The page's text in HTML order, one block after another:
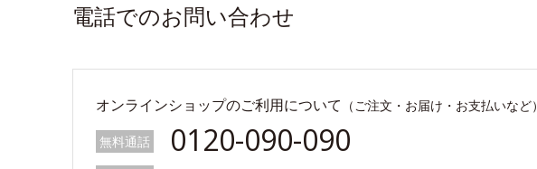
電話でのお問い合わせ
オンラインショップのご利用について （ご注文・お届け・お支払いなど）
無料通話 0120-090-090